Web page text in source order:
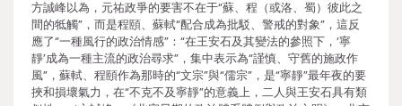
方誠峰以為，元祐政爭的要害不在于“蘇、程（或洛、蜀）彼此之
間的牴觸”，而是程頤、蘇軾“配合成為批駁、警戒的對象”，這反
應了“一種風行的政治情感”：“在王安石及其變法的參照下，‘寧
靜’成為一種主流的政治尋求”，集中表示為“謹慎、守舊的施政作
風”，蘇軾、程頤作為那時的“文宗”與“儒宗”，是“寧靜”最年夜的要
挾和損壞氣力，在“不克不及寧靜”的意義上，二人與王安石具有類